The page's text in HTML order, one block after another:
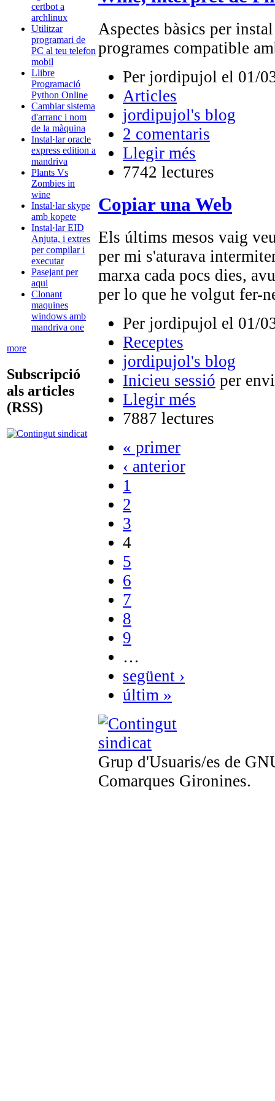
certbot a
archlinux
Utilitzar
programari de
PC al teu telefon
mobil
Llibre
Programació
Python Online
Cambiar sistema
d'arranc i nom
de la màquina
Instal·lar oracle
express edition a
mandriva
Plants Vs
Zombies in
wine
Instal·lar skype
amb kopete
Instal·lar EID
Anjuta, i extres
per compilar i
executar
Pasejant per
aqui
Clonant
maquines
windows amb
mandriva one
more
Subscripció
als articles
(RSS)
Aspectes bàsics per
programes compatible
Per jordipujol el 01/
Articles
jordipujol's blog
2 comentaris
Llegir més
7742 lectures
Copiar una Web
Els últims mesos vaig
per mi s'aturava
marxa cada pocs dies,
per lo que he volgut fer-
Per jordipujol el 01/
Receptes
jordipujol's blog
Inicieu sessió per
Llegir més
7887 lectures
« primer
‹ anterior
1
2
3
4
5
6
7
8
9
…
següent ›
últim »
Grup d'Usuaris/es de
Comarques Gironines.